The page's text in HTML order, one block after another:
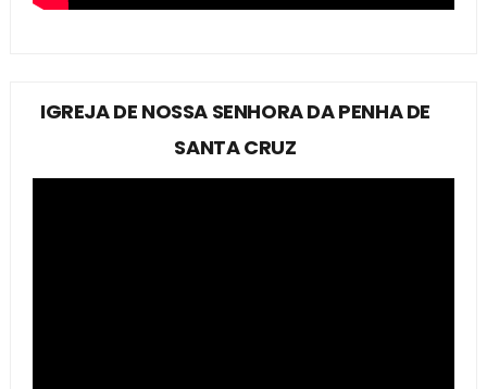
IGREJA DE NOSSA SENHORA DA PENHA DE
SANTA CRUZ